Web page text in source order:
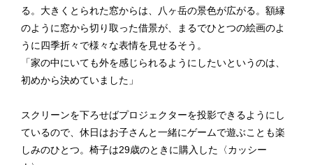
る。大きくとられた窓からは、八ヶ岳の景色が広がる。額縁
のように窓から切り取った借景が、まるでひとつの絵画のよ
うに四季折々で様々な表情を見せるそう。
「家の中にいても外を感じられるようにしたいというのは、
初めから決めていました」
スクリーンを下ろせばプロジェクターを投影できるようにし
ているので、休日はお子さんと一緒にゲームで遊ぶことも楽
しみのひとつ。椅子は29歳のときに購入した〈カッシー